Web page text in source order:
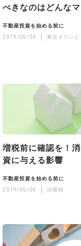
べきなのはどんな
不動産投資を始める前に
2019/05/06
東京オリンピ
増税前に確認を！
資に与える影響
不動産投資を始める前に
2019/05/04
消費税